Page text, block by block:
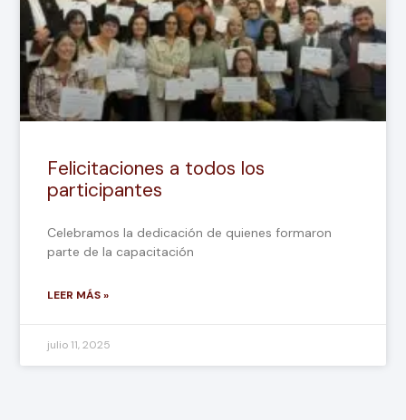
Felicitaciones a todos los
participantes
Celebramos la dedicación de quienes formaron
parte de la capacitación
LEER MÁS »
julio 11, 2025